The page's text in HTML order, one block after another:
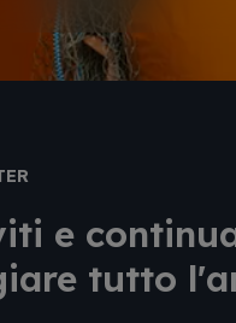
e
tutto